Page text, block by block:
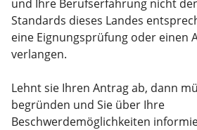
und Ihre Berufserfahrung nicht
Standards dieses Landes
eine Eignungsprüfung oder einen
verlangen.
Lehnt sie Ihren Antrag ab, dann
begründen und Sie über Ihre
Beschwerdemöglichkeiten